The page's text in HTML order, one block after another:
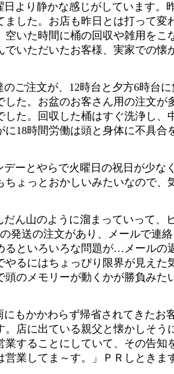
より静かな感じがしています
した。お店も昨日とは打って
いた時間に桶の回収や雑用を
いただいたお客様、実家での
ご注文が、12時台と夕方6時
た。お盆のお客さん用の注文
た。回収した桶はすぐ洗浄し
18時間労働は頭と身体に不具
ーとやらで火曜日の祝日が少
ょっとおかしいみたいなので、
ん山のように溜まっていって
発送の注文があり、メールで連
るといろいろな問題が…メール
るにはちょっぴり限界が見え
のメモリーが動くかが勝負みた
もかかわらず帰省されてきた
。店に出ている親父と懐かしそ
することにしていて、その告
業してま～す。」ＰＲしときま